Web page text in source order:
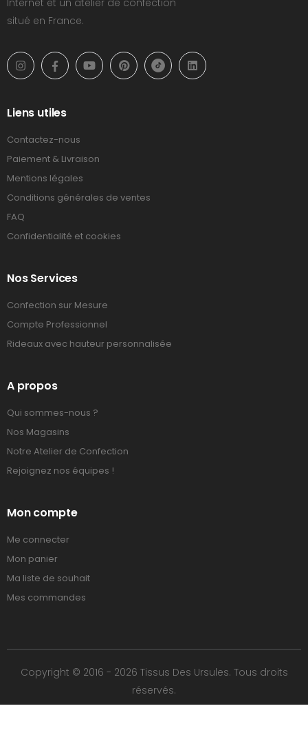
Internet et un atelier de confection
situé en France.
Liens utiles
Contactez-nous
Paiement & Livraison
Mentions légales
Conditions générales de ventes
FAQ
Confidentialité et cookies
Nos Services
Confection sur Mesure
Compte Professionnel
Rideaux avec hauteur personnalisée
A propos
Qui sommes-nous ?
Nos Magasins
Notre Atelier de Confection
Rejoignez nos équipes !
Mon compte
Me connecter
Mon panier
Ma liste de souhait
Mes commandes
Copyright © 2016 - 2026 Tissus Des Ursules. Tous droits
réservés.